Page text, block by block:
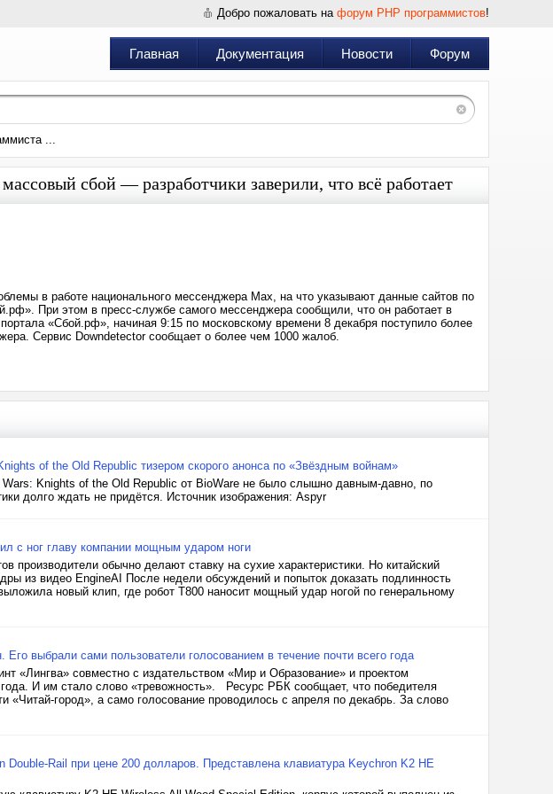
Добро пожаловать на форум PHP программистов!
Главная Документация Новости Форум
...
сбой — разработчики заверили, что всё работает
в работе национального мессенджера Max, на что указывают данные сайтов по
При этом в пресс-службе самого мессенджера сообщили, что он работает в
«Сбой.рф», начиная 9:15 по московскому времени 8 декабря поступило более
Сервис Downdetector сообщает о более чем 1000 жалоб.
of the Old Republic тизером скорого анонса по «Звёздным войнам»
Wars: Knights of the Old Republic от BioWare не было слышно давным-давно, по
долго ждать не придётся. Источник изображения: Aspyr
с ног главу компании мощным ударом ноги
производители обычно делают ставку на сухие характеристики. Но китайский
из видео EngineAI После недели обсуждений и попыток доказать подлинность
новый клип, где робот T800 наносит мощный удар ногой по генеральному
выбрали сами пользователи голосованием в течение почти всего года
«Лингва» совместно с издательством «Мир и Образование» и проектом
И им стало слово «тревожность». Ресурс РБК сообщает, что победителя
«Читай-город», а само голосование проводилось с апреля по декабрь. За слово
Double-Rail при цене 200 долларов. Представлена клавиатура Keychron K2 HE